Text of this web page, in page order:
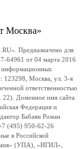
Москва»
Предназначено для
64961 от 04 марта 2016
информационных
123298, Москва, ул. 3-я
ответственностью
Доменное имя сайта
Федерация и
Бабаян Роман
(495) 950-62-26
в Российской
(УПА), «ИГИЛ»,